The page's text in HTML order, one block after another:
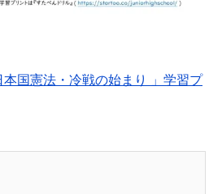
本国憲法・冷戦の始まり 」学習プ